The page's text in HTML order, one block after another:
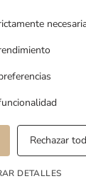
Properties
Terminos y
Preferencias de
Rechazar
DETALLES